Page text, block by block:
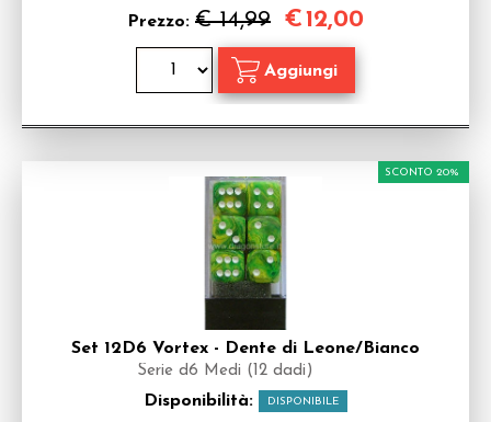
Prezzo: € 14,99 €12,00
Set 12D6 Vortex - Dente di Leone/Bianco
Serie d6 Medi (12 dadi)
Disponibilità: DISPONIBILE
SCONTO 20%